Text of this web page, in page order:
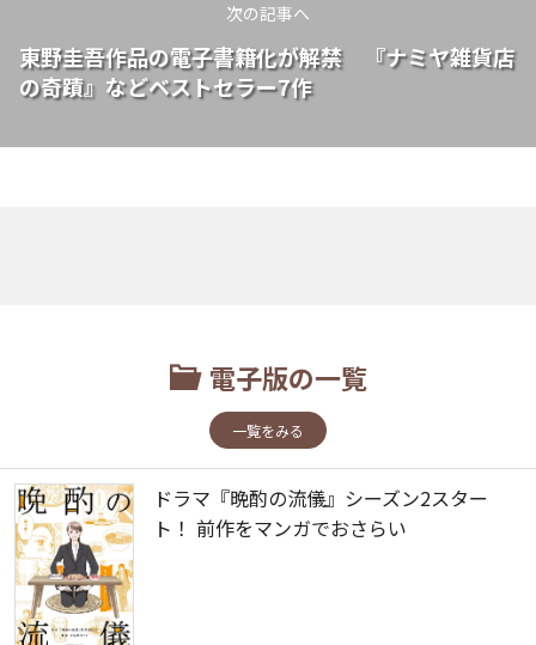
次の記事へ
東野圭吾作品の電子書籍化が解禁 『ナミヤ雑貨店
の奇蹟』などベストセラー7作
電子版の一覧
一覧をみる
ドラマ『晩酌の流儀』シーズン2スター
ト！ 前作をマンガでおさらい